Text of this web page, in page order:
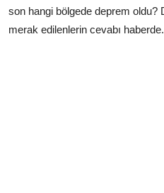
son hangi bölgede deprem oldu?
merak edilenlerin cevabı